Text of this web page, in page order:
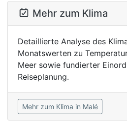
Mehr zum Klima
Detaillierte Analyse des
Monatswerten zu
Meer sowie fundierter
Reiseplanung.
Mehr zum Klima in Malé